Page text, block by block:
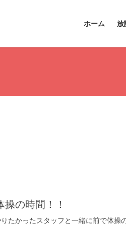
ホーム 放
の時間！！
たかったスタッフと一緒に前で体操